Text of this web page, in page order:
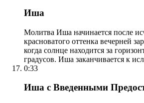
Иша
Молитва Иша начинается после
красноватого оттенка вечерней
когда солнце находится за
градусов. Иша заканчивается к
0:33
Иша с Введенными